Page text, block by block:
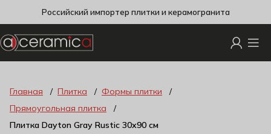
Российский импортер плитки и керамогранита
Главная Плитка
Формы плитки
Прямоугольная плитка
Плитка Dayton Gray Rustic 30х90 см